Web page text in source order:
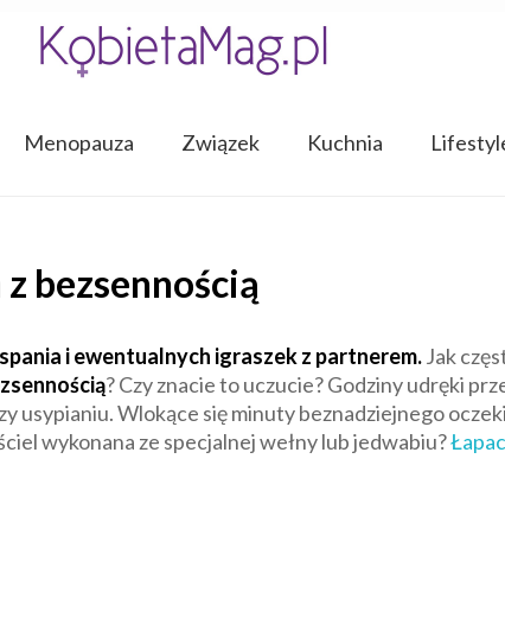
Menopauza Związek Kuchnia
bezsennością
i ewentualnych igraszek z partnerem.Jak
? Czy znacie to uczucie? Godziny udręki
usypianiu. Wlokące się minuty beznadziejnego
wykonana ze specjalnej wełny lub jedwabiu?